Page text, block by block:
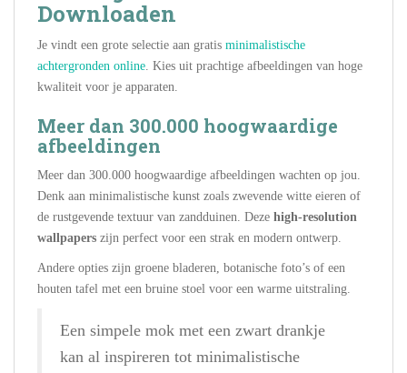
Downloaden
Je vindt een grote selectie aan gratis minimalistische
achtergronden online. Kies uit prachtige afbeeldingen van hoge
kwaliteit voor je apparaten.
Meer dan 300.000 hoogwaardige
afbeeldingen
Meer dan 300.000 hoogwaardige afbeeldingen wachten op jou.
Denk aan minimalistische kunst zoals zwevende witte eieren of
de rustgevende textuur van zandduinen. Deze high-resolution
wallpapers zijn perfect voor een strak en modern ontwerp.
Andere opties zijn groene bladeren, botanische foto’s of een
houten tafel met een bruine stoel voor een warme uitstraling.
Een simpele mok met een zwart drankje
kan al inspireren tot minimalistische